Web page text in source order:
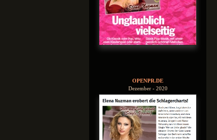
OPENPR.DE
Dezember - 2020